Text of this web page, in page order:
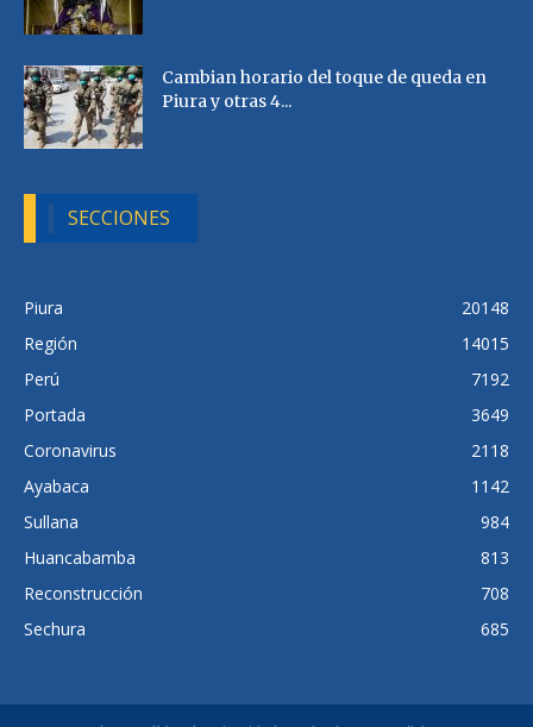
Cambian horario del toque de queda en
Piura y otras 4...
SECCIONES
Piura
20148
Región
14015
Perú
7192
Portada
3649
Coronavirus
2118
Ayabaca
1142
Sullana
984
Huancabamba
813
Reconstrucción
708
Sechura
685